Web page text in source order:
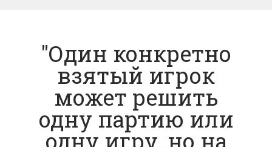
"Один конкретно
взятый игрок
может решить
одну партию или
одну игру, но на